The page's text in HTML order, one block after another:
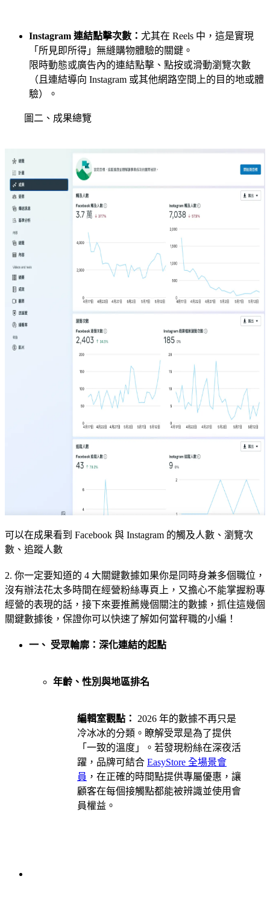
Instagram 連結點擊次數： 尤其在 Reels 中，這是實現
「所見即所得」無縫購物體驗的關鍵。
限時動態或廣告內的連結點擊、點按或滑動瀏覽次數
（且連結導向 Instagram 或其他網路空間上的目的地或體
驗）。
圖二、成果總覽
可以在成果看到 Facebook 與 Instagram 的觸及人數、瀏覽次
數、追蹤人數
2. 你一定要知道的 4 大關鍵數據如果你是同時身兼多個職位，
沒有辦法花太多時間在經營粉絲專頁上，又擔心不能掌握粉專
經營的表現的話，接下來要推薦幾個關注的數據，抓住這幾個
關鍵數據後，保證你可以快速了解如何當秤職的小編！
一、 受眾輪廓：深化連結的起點
年齡、性別與地區排名
編輯室觀點： 2026 年的數據不再只是
冷冰冰的分類。瞭解受眾是為了提供
「一致的溫度」。若發現粉絲在深夜活
躍，品牌可結合 EasyStore 全場景會
員 ，在正確的時間點提供專屬優惠，讓
顧客在每個接觸點都能被辨識並使用會
員權益。